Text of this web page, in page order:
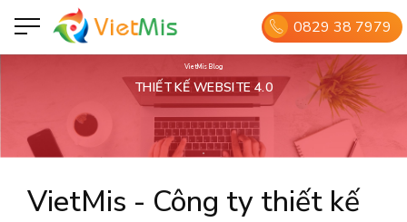
0829 38 7979
VietMis Blog
THIẾT KẾ WEBSITE 4.0
VietMis - Công ty thiết kế